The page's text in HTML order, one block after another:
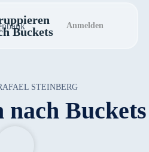
Buckets
Anmelden
STEINBERG
Buckets